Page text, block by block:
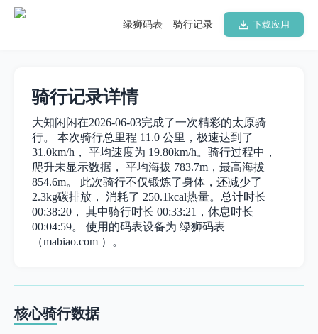
下载应用
骑行记录
绿狮码表
骑行记录详情
大知闲闲在2026-06-03完成了一次精彩的太原骑
行。 本次骑行总里程 11.0 公里，极速达到了
31.0km/h， 平均速度为 19.80km/h。骑行过程中，
爬升未显示数据， 平均海拔 783.7m，最高海拔
854.6m。 此次骑行不仅锻炼了身体，还减少了
2.3kg碳排放， 消耗了 250.1kcal热量。总计时长
00:38:20， 其中骑行时长 00:33:21，休息时长
00:04:59。 使用的码表设备为 绿狮码表
（mabiao.com ）。
核心骑行数据